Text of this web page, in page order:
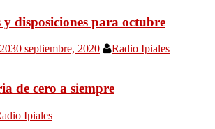
y disposiciones para octubre
30 septiembre, 2020 Radio Ipiales
de cero a siempre
Ipiales